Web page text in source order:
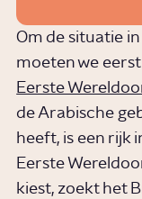
Om de situatie
moeten we
Eerste
de Arabische
heeft, is een rijk
Eerste
kiest, zoekt het